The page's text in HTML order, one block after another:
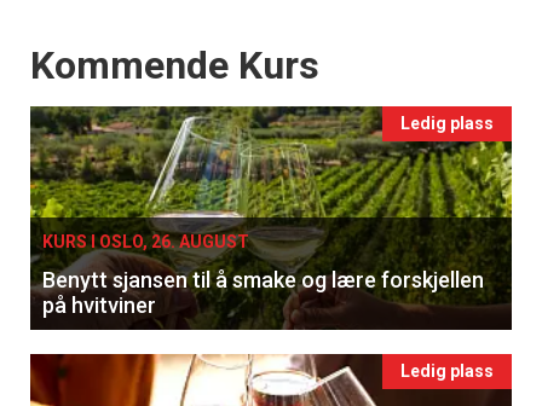
Events
Kommende Kurs
Ledig plass
KURS I OSLO, 26. AUGUST
Benytt sjansen til å smake og lære forskjellen
på hvitviner
Ledig plass